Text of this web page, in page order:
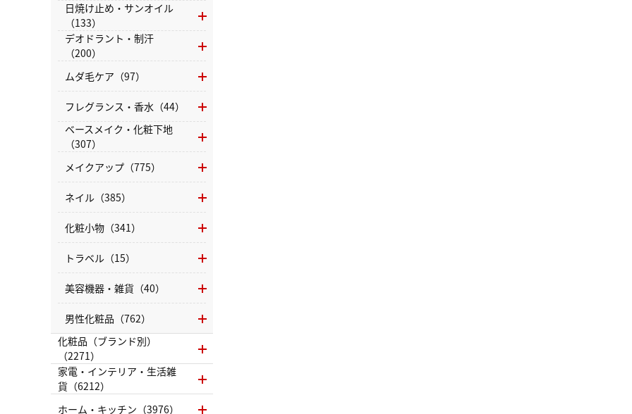
日焼け止め・サンオイル
（133）
デオドラント・制汗
（200）
ムダ毛ケア（97）
フレグランス・香水（44）
ベースメイク・化粧下地
（307）
メイクアップ（775）
ネイル（385）
化粧小物（341）
トラベル（15）
美容機器・雑貨（40）
男性化粧品（762）
化粧品（ブランド別）
（2271）
家電・インテリア・生活雑
貨（6212）
ホーム・キッチン（3976）